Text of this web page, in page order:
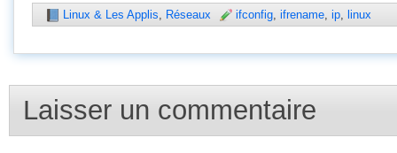
Linux & Les Applis, Réseaux ifconfig, ifrename, ip, linux
Laisser un commentaire